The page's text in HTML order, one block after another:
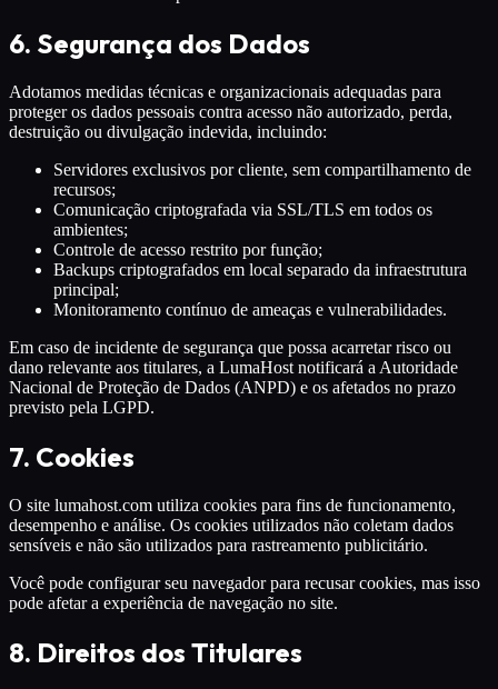
6. Segurança dos Dados
Adotamos medidas técnicas e organizacionais adequadas para
proteger os dados pessoais contra acesso não autorizado, perda,
destruição ou divulgação indevida, incluindo:
Servidores exclusivos por cliente, sem compartilhamento de
recursos;
Comunicação criptografada via SSL/TLS em todos os
ambientes;
Controle de acesso restrito por função;
Backups criptografados em local separado da infraestrutura
principal;
Monitoramento contínuo de ameaças e vulnerabilidades.
Em caso de incidente de segurança que possa acarretar risco ou
dano relevante aos titulares, a LumaHost notificará a Autoridade
Nacional de Proteção de Dados (ANPD) e os afetados no prazo
previsto pela LGPD.
7. Cookies
O site lumahost.com utiliza cookies para fins de funcionamento,
desempenho e análise. Os cookies utilizados não coletam dados
sensíveis e não são utilizados para rastreamento publicitário.
Você pode configurar seu navegador para recusar cookies, mas isso
pode afetar a experiência de navegação no site.
8. Direitos dos Titulares